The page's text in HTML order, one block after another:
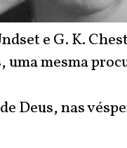
e G. K.
uma mesma
Deus, nas